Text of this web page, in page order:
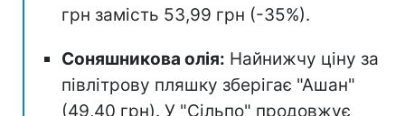
грн замість 53,99 грн (-35%).
Соняшникова олія: Найнижчу ціну за
півлітрову пляшку зберігає "Ашан"
(49,40 грн). У "Сільпо" продовжує